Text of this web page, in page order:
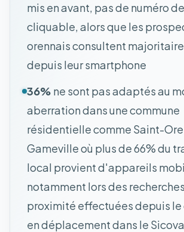
mis en avant, pas de numéro
cliquable, alors que les
orennais consultent
depuis leur smartphone
36% ne sont pas adaptés au
aberration dans une commune
résidentielle comme Saint-
Gameville où plus de 66% du
local provient d'appareils
notamment lors des
proximité effectuées depuis
en déplacement dans le